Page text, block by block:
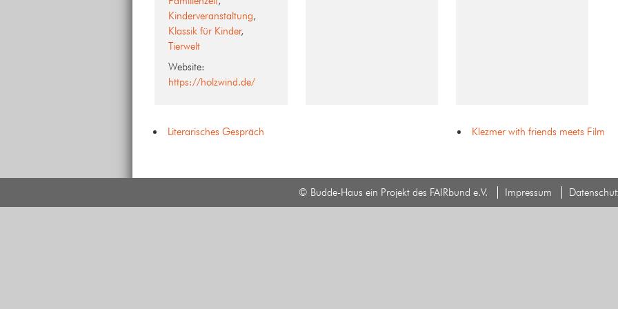
Kinderveranstaltung,
Klassik für Kinder,
Tierwelt
Website:
https://holzwind.de/
Literarisches Gespräch Klezmer with friends meets Film
© Budde-Haus ein Projekt des FAIRbund e.V. Impressum